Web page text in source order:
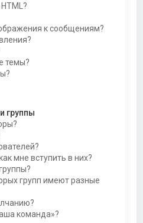
к сообщениям?
темы?
группы
мне вступить в них?
групп имеют разные
команда»?